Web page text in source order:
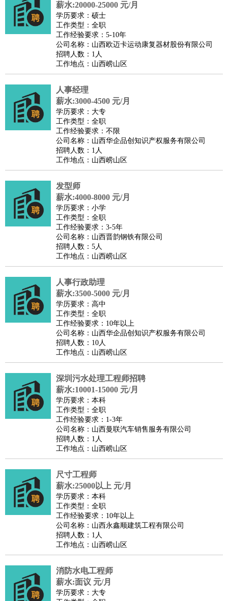
薪水:20000-25000 元/月
学历要求：硕士
工作类型：全职
工作经验要求：5-10年
公司名称：山西欧迈卡运动康复器材股份有限公司
招聘人数：1人
工作地点：山西崂山区
人事经理
薪水:3000-4500 元/月
学历要求：大专
工作类型：全职
工作经验要求：不限
公司名称：山西华企品创知识产权服务有限公司
招聘人数：1人
工作地点：山西崂山区
发型师
薪水:4000-8000 元/月
学历要求：小学
工作类型：全职
工作经验要求：3-5年
公司名称：山西晋韵钢铁有限公司
招聘人数：5人
工作地点：山西崂山区
人事行政助理
薪水:3500-5000 元/月
学历要求：高中
工作类型：全职
工作经验要求：10年以上
公司名称：山西华企品创知识产权服务有限公司
招聘人数：10人
工作地点：山西崂山区
深圳污水处理工程师招聘
薪水:10001-15000 元/月
学历要求：本科
工作类型：全职
工作经验要求：1-3年
公司名称：山西曼联汽车销售服务有限公司
招聘人数：1人
工作地点：山西崂山区
尺寸工程师
薪水:25000以上 元/月
学历要求：本科
工作类型：全职
工作经验要求：10年以上
公司名称：山西永鑫顺建筑工程有限公司
招聘人数：1人
工作地点：山西崂山区
消防水电工程师
薪水:面议 元/月
学历要求：大专